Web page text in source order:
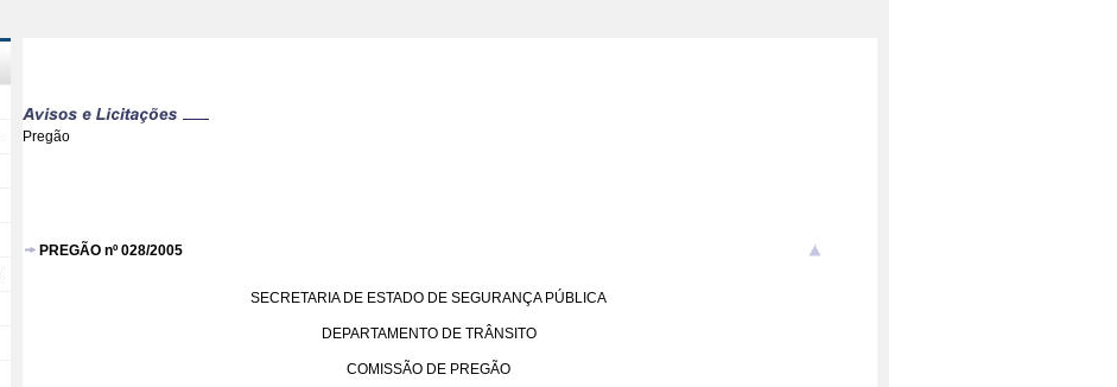
Pregão
PREGÃO nº 028/2005
SECRETARIA DE ESTADO DE SEGURANÇA PÚBLICA
DEPARTAMENTO DE TRÂNSITO
COMISSÃO DE PREGÃO